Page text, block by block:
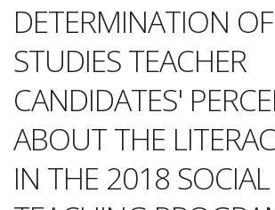
DETERMINATION
STUDIES TEACHER
CANDIDATES'
ABOUT THE
IN THE 2018